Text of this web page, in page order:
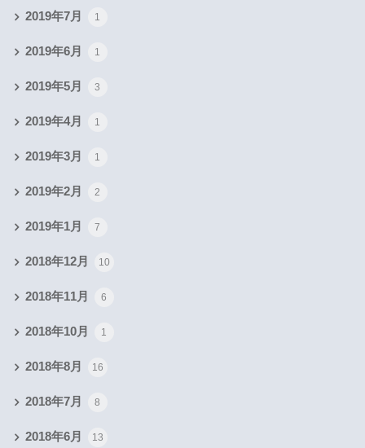
2019年7月 1
2019年6月 1
2019年5月 3
2019年4月 1
2019年3月 1
2019年2月 2
2019年1月 7
2018年12月 10
2018年11月 6
2018年10月 1
2018年8月 16
2018年7月 8
2018年6月 13